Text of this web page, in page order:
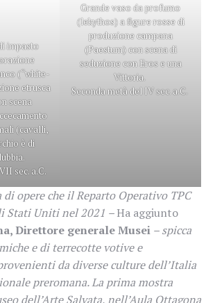
impasto
(“white-
etrusca
scena
(cavalli,
è di
sec. a.C.
Grande vaso da profumo
(lekythos) a figure rosse di
produzione campana
(Paestum) con scena di
seduzione con Eros e una
Vittoria.
Seconda metà del IV sec. a.C.
di opere che il Reparto Operativo TPC
Stati Uniti nel 2021 –Ha aggiunto
Direttore generale Musei – spicca
e di terrecotte votive e
da diverse culture dell’Italia
preromana. La prima mostra
dell’Arte Salvata, nell’Aula Ottagona